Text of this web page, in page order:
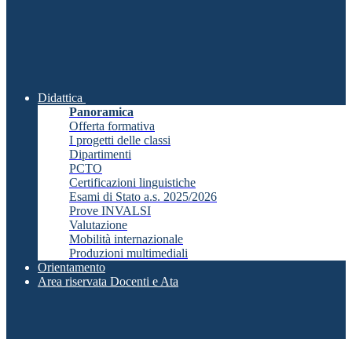
Didattica
Panoramica
Offerta formativa
I progetti delle classi
Dipartimenti
PCTO
Certificazioni linguistiche
Esami di Stato a.s. 2025/2026
Prove INVALSI
Valutazione
Mobilità internazionale
Produzioni multimediali
Orientamento
Area riservata Docenti e Ata